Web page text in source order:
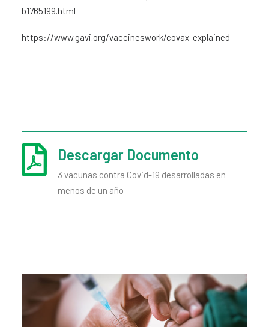
b1765199.html
https://www.gavi.org/vaccineswork/covax-explained
Descargar Documento
3 vacunas contra Covid-19 desarrolladas en
menos de un año